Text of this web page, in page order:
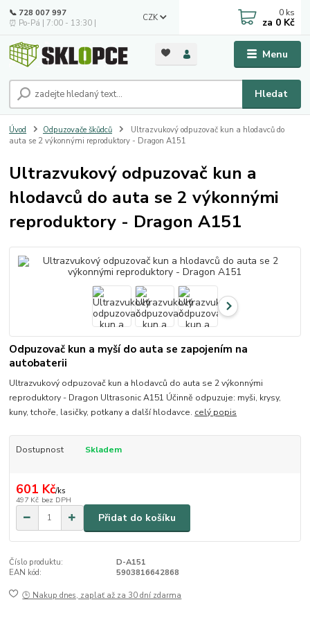
Menu
CZK
Hledat
📞 728 007 997
⏰ Po-Pá | 7:00 - 13:30 |
0 ks
za 0 Kč
Úvod Odpuzovače škůdců
Ultrazvukový odpuzovač kun a hlodavců do
auta se 2 výkonnými reproduktory - Dragon A151
Ultrazvukový odpuzovač kun a
hlodavců do auta se 2 výkonnými
reproduktory - Dragon A151
Odpuzovač kun a myší do auta se zapojením na
autobaterii
Ultrazvukový odpuzovač kun a hlodavců do auta se 2 výkonnými
reproduktory - Dragon Ultrasonic A151 Účinně odpuzuje: myši, krysy,
kuny, tchoře, lasičky, potkany a další hlodavce. celý popis
Dostupnost Skladem
601 Kč/ks
497 Kč bez DPH
Přidat do košíku
Číslo produktu:
D-A151
EAN kód:
5903816642868
🕒 Nakup dnes, zaplať až za 30 dní zdarma